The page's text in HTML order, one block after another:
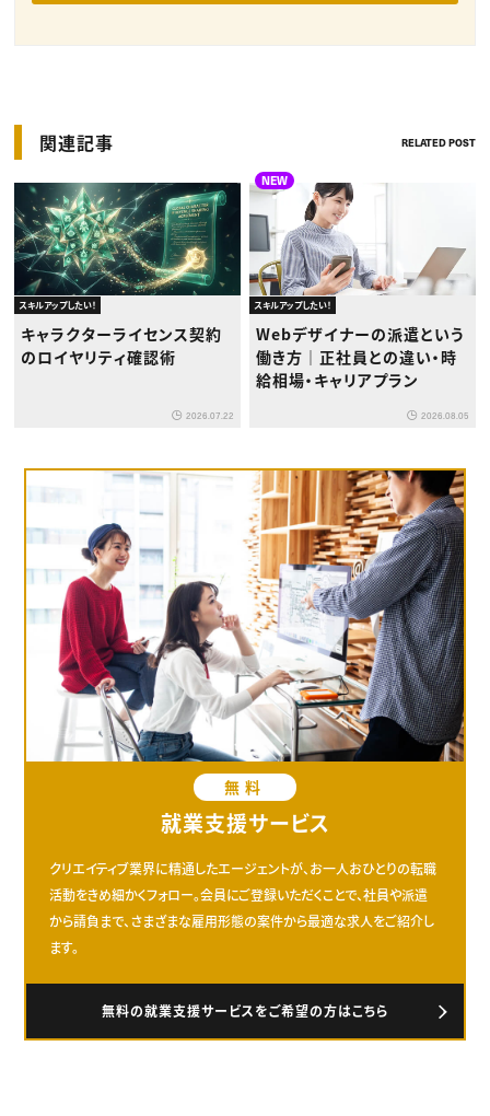
関連記事 RELATED POST
スキルアップしたい！
キャラクターライセンス契約
のロイヤリティ確認術
2026.07.22
NEW
スキルアップしたい！
Webデザイナーの派遣という
働き方｜正社員との違い・時
給相場・キャリアプラン
2026.08.05
無料
就業支援サービス
クリエイティブ業界に精通したエージェントが、お一人おひとりの転職
活動をきめ細かくフォロー。会員にご登録いただくことで、社員や派遣
から請負まで、さまざまな雇用形態の案件から最適な求人をご紹介し
ます。
無料の就業支援サービスをご希望の方はこちら